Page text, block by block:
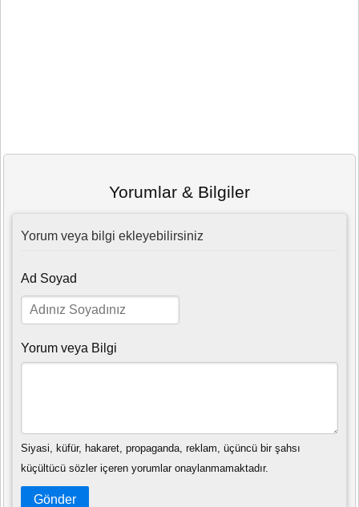
Yorumlar & Bilgiler
Yorum veya bilgi ekleyebilirsiniz
Ad Soyad
Yorum veya Bilgi
Siyasi, küfür, hakaret, propaganda, reklam, üçüncü bir şahsı
küçültücü sözler içeren yorumlar onaylanmamaktadır.
Gönder